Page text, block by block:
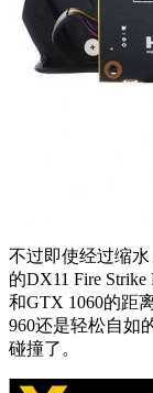
不过即使经过缩
的DX11 Fire
和GTX 1060的距
960还是轻松自如
碰撞了。